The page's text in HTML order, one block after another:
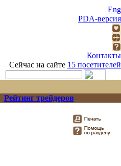
Eng
PDA-версия
Контакты
Сейчас на сайте 15 посетителей
Рейтинг трейдеров